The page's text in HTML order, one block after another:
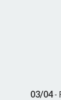
03/04